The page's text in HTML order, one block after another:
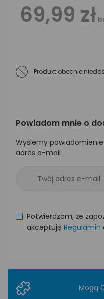
69,99 zł
Produkt obecnie
Powiadom mnie o
Wyślemy
adres e-mail
Potwierdzam, że
akceptuję Regulamin
Mogą